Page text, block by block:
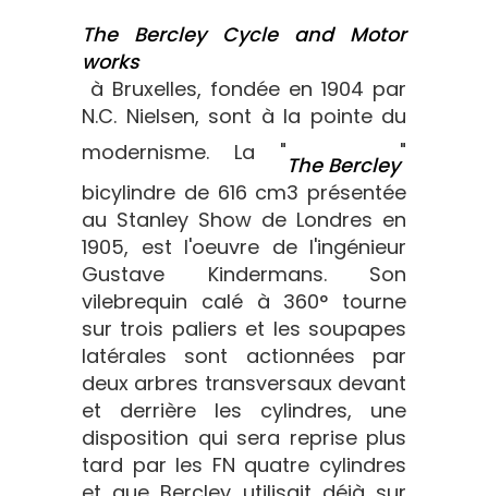
The Bercley Cycle and Motor
works
à Bruxelles, fondée en 1904 par
N.C. Nielsen, sont à la pointe du
modernisme. La "The Bercley"
bicylindre de 616 cm3 présentée
au Stanley Show de Londres en
1905, est l'oeuvre de l'ingénieur
Gustave Kindermans. Son
vilebrequin calé à 360° tourne
sur trois paliers et les soupapes
latérales sont actionnées par
deux arbres transversaux devant
et derrière les cylindres, une
disposition qui sera reprise plus
tard par les FN quatre cylindres